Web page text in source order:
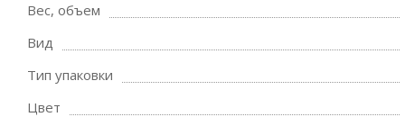
Вес, объем
Вид
Тип упаковки
Цвет